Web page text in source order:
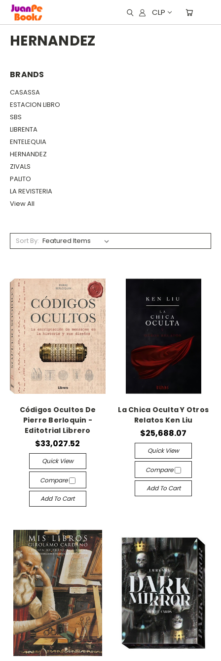
CLP
HERNANDEZ
BRANDS
CASASSA
ESTACION LIBRO
SBS
LIBRENTA
ENTELEQUIA
HERNANDEZ
ZIVALS
PALITO
LA REVISTERIA
View All
Sort By:
Códigos Ocultos De
Pierre Berloquin -
Editotrial Librero
$33,027.52
Quick View
Compare
Add To Cart
La Chica Oculta Y Otros
Relatos Ken Liu
$25,688.07
Quick View
Compare
Add To Cart